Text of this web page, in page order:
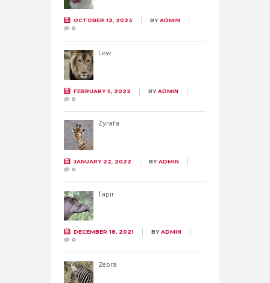
OCTOBER 12, 2023 BYADMIN
0
Lew
FEBRUARY 5, 2022 BYADMIN
0
Żyrafa
JANUARY 22, 2022 BYADMIN
0
Tapir
DECEMBER 18, 2021 BYADMIN
0
Zebra